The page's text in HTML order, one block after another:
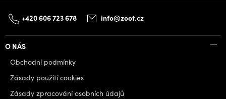
+420 606 723 678 info@zoot.cz
O NÁS
Obchodní podmínky
Zásady použití cookies
Zásady zpracování osobních údajů